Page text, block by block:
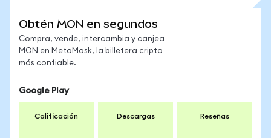
Obtén MON en segundos
Compra, vende, intercambia y canjea
MON en MetaMask, la billetera cripto
más confiable.
Google Play
Calificación Descargas Reseñas